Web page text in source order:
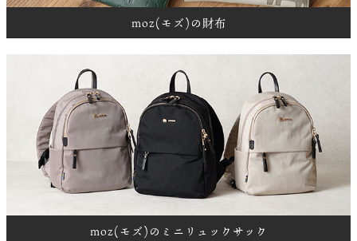
moz(モズ)の財布
moz(モズ)のミニリュックサック